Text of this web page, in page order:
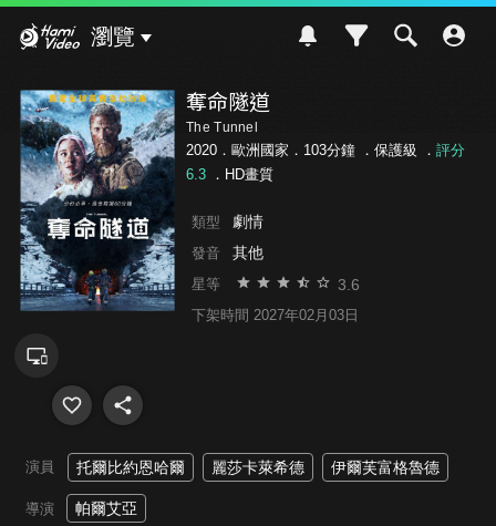
瀏覽
奪命隧道
The Tunnel
2020．歐洲國家．103分鐘 ． 保護級 ． 評分
6.3．HD畫質
類型 劇情
發音 其他
星等 3.6
下架時間 2027年02月03日
演員 托爾比約恩哈爾 麗莎卡萊希德 伊爾芙富格魯德
導演 帕爾艾亞